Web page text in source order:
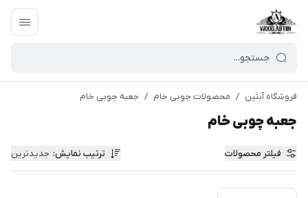
فروشگاه آبتین / محصولات چوبی خام / جعبه چوبی خام
جعبه چوبی خام
فیلتر محصولات ترتیب نمایش: جدیدترین